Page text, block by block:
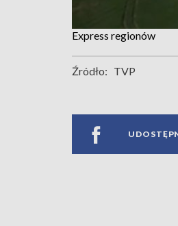
Express regionów
Źródło: TVP